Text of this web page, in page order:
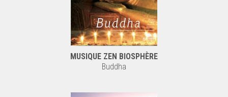
MUSIQUE ZEN BIOSPHÈRE
Buddha